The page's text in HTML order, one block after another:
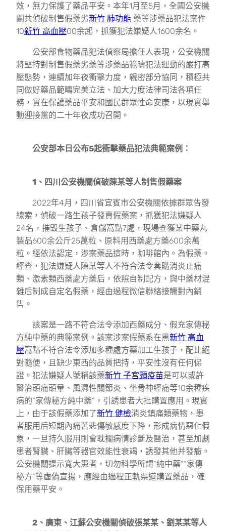
效，無力保護了藥品平安。本年1月至5月，全國公安機
關共偵破制售假藥劣新竹 肺功能 藥等涉藥品犯法案件
10新竹 高血壓00余起，抓獲犯法嫌疑人1600余名。
公安部食物藥品犯法偵察局擔任人表現，公安機關
將堅持對制售假藥劣藥等涉藥品範疇犯法運動的嚴打高
壓態勢，連續加年夜衝擊力度，親密部分協同，積極共
同做好藥品範疇完美立法、加大力度法律司法各項任
務，實在保護藥品平安和國民群眾性命安康，以現實舉
動迎接黨的二十年夜成功召開。
公安部本日公布5起衝擊藥品犯法典範案例：
1、四川公安機關偵破陳某等人制售假藥案
2022年4月，四川省宜賓市公安機關依據群眾告發
線索，偵破一路生孩子發賣假藥案，抓獲犯法嫌疑人
24名，摧毀生孩子、倉儲窩點7處，現場查獲某中藥丸
製品600余公斤25萬粒、原料用西藥處方藥600余萬
粒。經依法認定，涉案藥品這時，咖啡館內。為假藥。
經查，犯法嫌疑人陳某等人不符合法令套購消炎止痛
類、激素類西藥處方藥后，依照自制配方，與中藥材混
雜后制成自定名假藥，經由過程微信聯絡接觸對內銷
售。
該案是一路不符合法令添加西藥成分、假充家傳秘
方純中藥的典範案例。該案涉案假藥系在黑新竹 高血
壓窩點不符合法令添加多種處方藥加工生孩子，配比絕
對隨便，且缺少東西的品質把持，平安性沒有任何保
證。犯法嫌疑人號稱該藥新竹 子宮頸疫苗是可以或許
醫治頭痛頭暈、風濕性關節炎、坐骨神經痛等10余種疾
病的“家傳秘方純中藥”，引誘患者大批購置應用。現實
上，由于該假藥添加了新竹 健檢消炎鎮痛類藥物，患
者服用后短期內痛苦悲傷敏感度下降，形成病情惡化假
象，一旦持久服用則會耽擱病情診斷及醫治，甚至加劇
患者腎臟、肝臟等器官效能性衰竭，誘發其他并發癥。
公安機關提示寬大患者，切勿科學所謂“純中藥”“家傳
秘方”等虛偽宣揚，應經由過程正軌渠道購置藥品，確
保用藥平安。
2、廣東、江蘇公安機關偵破張某某、劉某某等人